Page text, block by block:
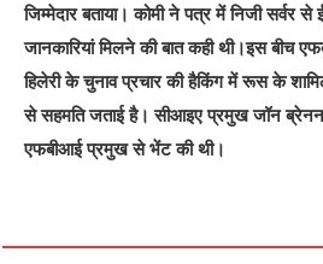
जिम्मेदार बताया। कोमी ने पत्र में निजी
जानकारियां मिलने की बात कही थी।इस बीच
हिलेरी के चुनाव प्रचार की हैकिंग में रूस के
से सहमति जताई है। सीआइए प्रमुख जॉन
एफबीआई प्रमुख से भेंट की थी।